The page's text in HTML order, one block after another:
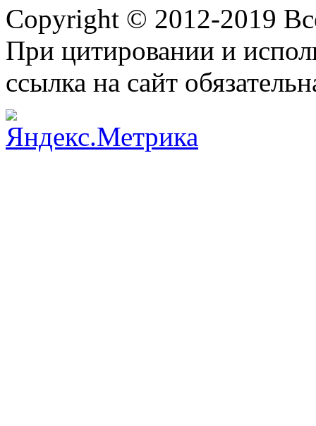
Copyright © 2012-2019
При цитировании и
ссылка на сайт